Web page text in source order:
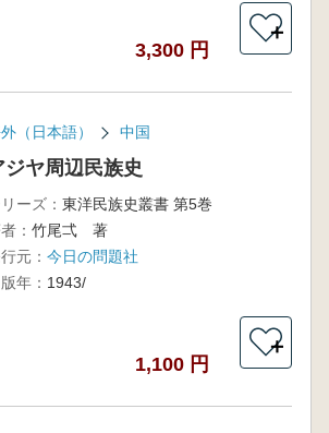
3,300 円
＋
（日本語） 中国
ジヤ周辺民族史
ーズ： 東洋民族史叢書 第5巻
： 竹尾弌 著
元： 今日の問題社
年： 1943/
1,100 円
＋